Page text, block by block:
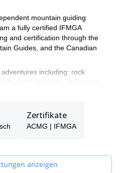
mountain guiding
a fully certified IFMGA
and certification through the
Guides, and the Canadian
including: rock
backcountry skiing and
and improvised rope rescue
in the heart of the rugged
Air offers everything
keen to take on any adventure
Contact me to begin
Zertifikate
ACMG | IFMGA
anzeigen